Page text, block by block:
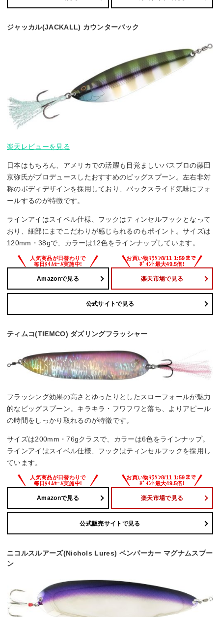
ジャッカル(JACKALL) カウンターバック
楽天レビューを見る
日本はもちろん、アメリカでの活躍も目覚ましいバスプロの藤田
京弥氏がプロデュースしたおすすめのビッグスプーン。左右非対
称のボディデザインを採用しており、バックスライド気味にフォ
ールするのが特徴です。
ラインアイはスイベル仕様、フックはティンセルフックとなって
おり、細部にまでこだわりが感じられるのもポイント。サイズは
120mm・38gで、カラーは12色をラインナップしています。
Amazonで見る 楽天市場で見る
公式サイトで見る
ティムコ(TIEMCO) ダズリングフラッシャー
フラッシング効果の高さとゆったりとしたスローフォールが魅力
的なビッグスプーン。キラキラ・フワフワと落ち、よりアピール
の時間をしっかり取れるのが特徴です。
サイズは200mm・76gクラスで、カラーは6色をラインナップ。
ラインアイはスイベル仕様、フックはティンセルフックを採用し
ています。
Amazonで見る 楽天市場で見る
公式販売サイトで見る
ニコルスルアーズ(Nichols Lures) ベンパーカー マグナムスプー
ン